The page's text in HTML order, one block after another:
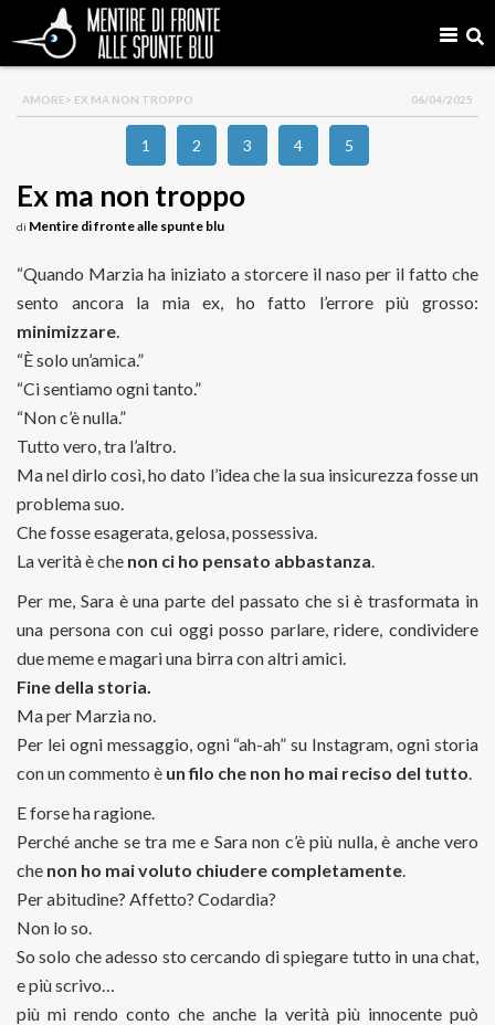
AMORE> EX MA NON TROPPO 06/04/2025
1 2 3 4 5
Ex ma non troppo
di Mentire di fronte alle spunte blu
“Quando Marzia ha iniziato a storcere il naso per il fatto che
sento ancora la mia ex, ho fatto l’errore più grosso:
minimizzare.
“È solo un’amica.”
“Ci sentiamo ogni tanto.”
“Non c’è nulla.”
Tutto vero, tra l’altro.
Ma nel dirlo così, ho dato l’idea che la sua insicurezza fosse un
problema suo.
Che fosse esagerata, gelosa, possessiva.
La verità è che non ci ho pensato abbastanza.
Per me, Sara è una parte del passato che si è trasformata in
una persona con cui oggi posso parlare, ridere, condividere
due meme e magari una birra con altri amici.
Fine della storia.
Ma per Marzia no.
Per lei ogni messaggio, ogni “ah-ah” su Instagram, ogni storia
con un commento è un filo che non ho mai reciso del tutto.
E forse ha ragione.
Perché anche se tra me e Sara non c’è più nulla, è anche vero
che non ho mai voluto chiudere completamente.
Per abitudine? Affetto? Codardia?
Non lo so.
So solo che adesso sto cercando di spiegare tutto in una chat,
e più scrivo…
più mi rendo conto che anche la verità più innocente può